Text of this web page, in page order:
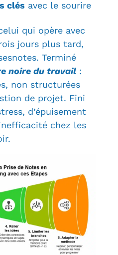
clés avec le sourire
qui opère avec
jours plus tard,
Terminé
noire du travail:
non structurées
de projet. Fini
d’épuisement
chez les